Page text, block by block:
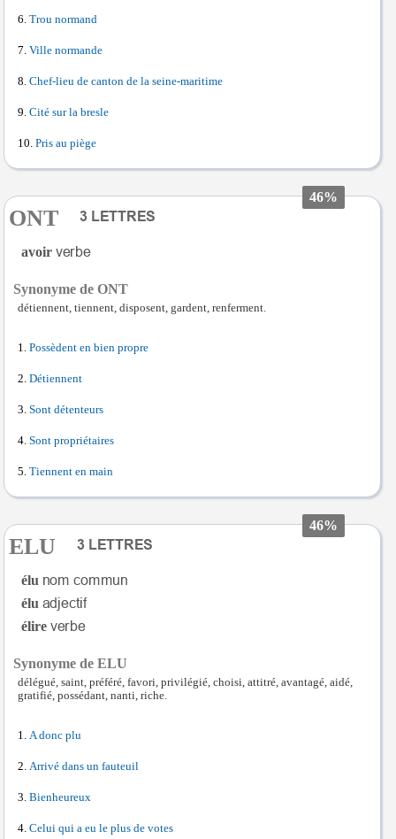
Trou normand
Ville normande
Chef-lieu de canton de la seine-maritime
Cité sur la bresle
Pris au piège
46%
ONT
avoir
Synonyme de ONT
détiennent, tiennent, disposent, gardent, renferment.
Possèdent en bien propre
Détiennent
Sont détenteurs
Sont propriétaires
Tiennent en main
46%
ELU
élu
élu
élire
Synonyme de ELU
délégué, saint, préféré, favori, privilégié, choisi, attitré, avantagé, aidé,
gratifié, possédant, nanti, riche.
A donc plu
Arrivé dans un fauteuil
Bienheureux
Celui qui a eu le plus de votes